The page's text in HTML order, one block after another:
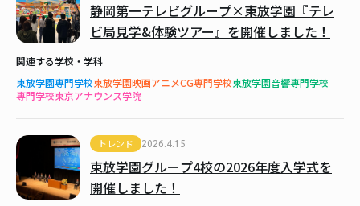
静岡第一テレビグループ×東放学園『テレ
ビ局見学&体験ツアー』を開催しました！
関連する学校・学科
東放学園専門学校東放学園映画アニメCG専門学校東放学園音響専門学校
専門学校東京アナウンス学院
トレンド 2026.4.15
東放学園グループ4校の2026年度入学式を
開催しました！